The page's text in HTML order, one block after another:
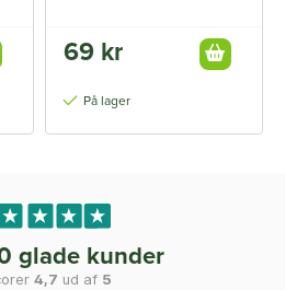
69 kr
På lager
glade kunder
4,7 ud af 5